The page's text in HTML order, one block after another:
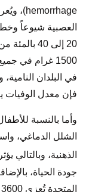
العصبية شيوعاً
20 إلى 40
1500 غرام في
في البلدان
فإن معدل الوفيات يتراوح من
وأما بالنسبة
الشلل الدماغي،
الذهنية، وبالتالي يؤثر
جودة الحياة،